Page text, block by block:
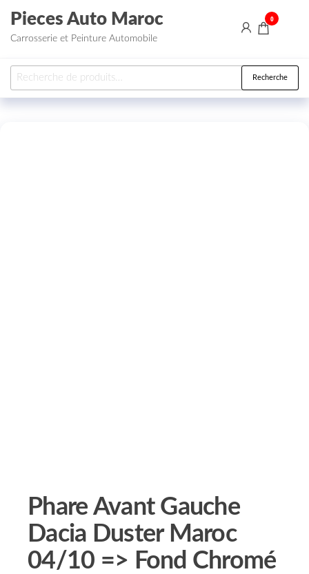
Aller au contenu
Pieces Auto Maroc
Carrosserie et Peinture Automobile
0
Recherche pour : Recherche
Phare Avant Gauche
Dacia Duster Maroc
04/10 => Fond Chromé